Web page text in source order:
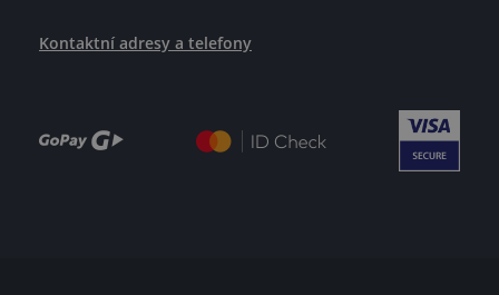
Kontaktní adresy a telefony